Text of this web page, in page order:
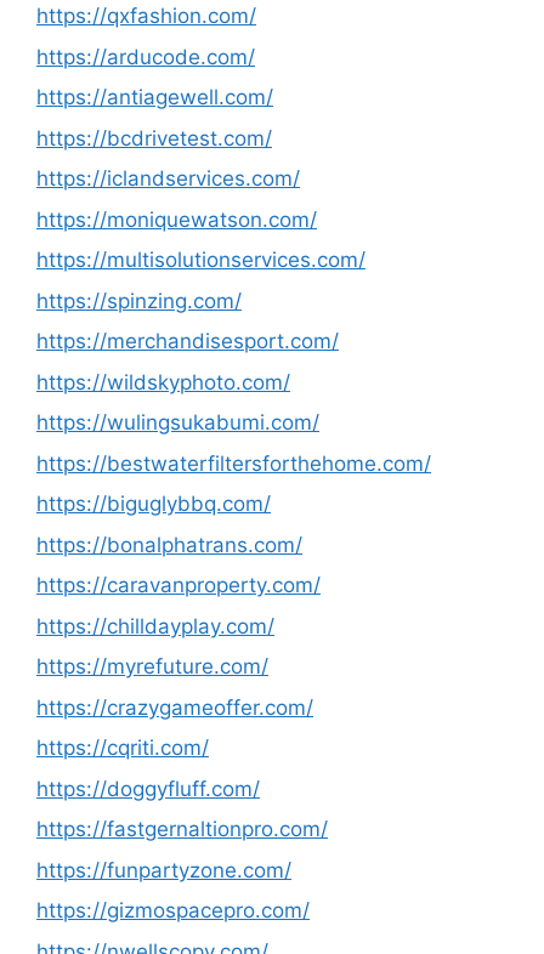
https://qxfashion.com/
https://arducode.com/
https://antiagewell.com/
https://bcdrivetest.com/
https://iclandservices.com/
https://moniquewatson.com/
https://multisolutionservices.com/
https://spinzing.com/
https://merchandisesport.com/
https://wildskyphoto.com/
https://wulingsukabumi.com/
https://bestwaterfiltersforthehome.com/
https://biguglybbq.com/
https://bonalphatrans.com/
https://caravanproperty.com/
https://chilldayplay.com/
https://myrefuture.com/
https://crazygameoffer.com/
https://cqriti.com/
https://doggyfluff.com/
https://fastgernaltionpro.com/
https://funpartyzone.com/
https://gizmospacepro.com/